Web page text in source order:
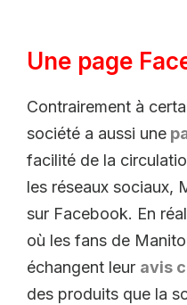
Une page
Contrairement à
société a aussi une
facilité de la
les réseaux sociaux,
sur Facebook. En
où les fans de
échangent leur avis
des produits que la